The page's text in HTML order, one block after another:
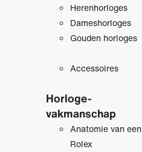
Herenhorloges
Dameshorloges
Gouden horloges
Accessoires
Horloge­
vakmanschap
Anatomie van een
Rolex